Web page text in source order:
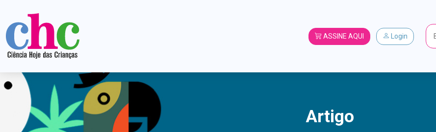
ASSINE AQUI Login
Artigo